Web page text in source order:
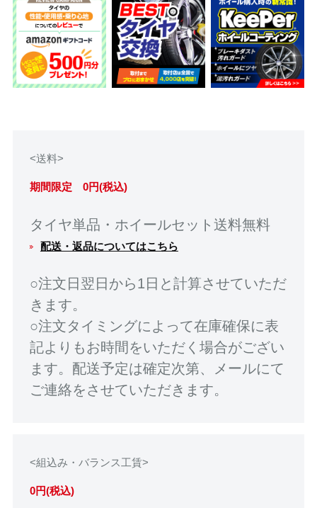
<送料>
期間限定 0円(税込)
タイヤ単品・ホイールセット送料無料
配送・返品についてはこちら
○注文日翌日から1日と計算させていただ
きます。
○注文タイミングによって在庫確保に表
記よりもお時間をいただく場合がござい
ます。配送予定は確定次第、メールにて
ご連絡をさせていただきます。
<組込み・バランス工賃>
0円(税込)